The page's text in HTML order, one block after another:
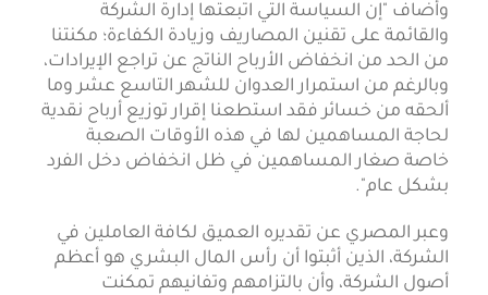
وأضاف "إن السياسة التي اتبعتها إدارة الشركة
والقائمة على تقنين المصاريف وزيادة الكفاءة؛ مكنتنا
من الحد من انخفاض الأرباح الناتج عن تراجع الإيرادات،
وبالرغم من استمرار العدوان للشهر التاسع عشر وما
ألحقه من خسائر فقد استطعنا إقرار توزيع أرباح نقدية
لحاجة المساهمين لها في هذه الأوقات الصعبة
خاصة صغار المساهمين في ظل انخفاض دخل الفرد
بشكل عام".
وعبر المصري عن تقديره العميق لكافة العاملين في
الشركة، الذين أثبتوا أن رأس المال البشري هو أعظم
أصول الشركة، وأن بالتزامهم وتفانيهم تمكنت